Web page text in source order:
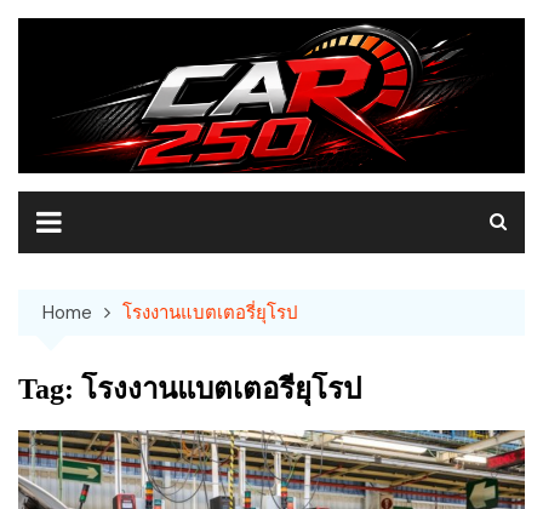
Skip
Home โรงงานแบตเตอรี่ยุโรป
Tag: โรงงานแบตเตอรี่ยุโรป